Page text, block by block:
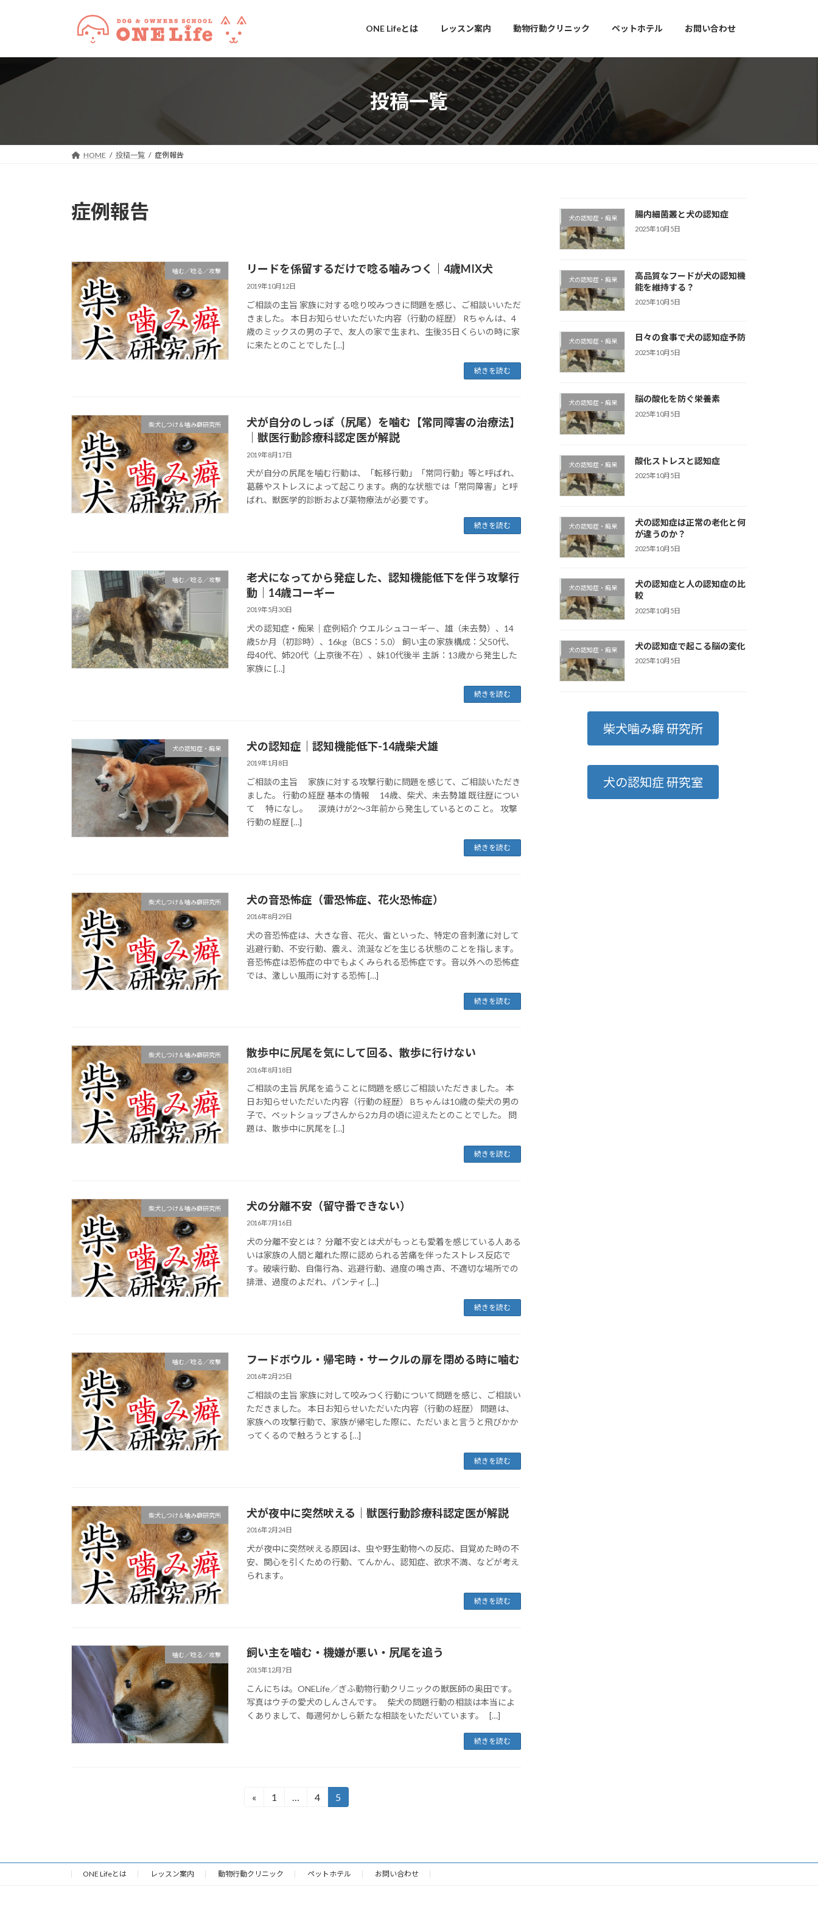
へ
ョ
ONE Lifeとは レッスン案内 動物行動クリニック ペットホテル お問い合わせ
投稿一覧
HOME 投稿一覧 症例報告
症例報告
噛む／唸る／攻撃 リードを係留するだけで唸る噛みつく｜4歳MIX犬
2019年10月12日
ご相談の主旨 家族に対する唸り咬みつきに問題を感じ、ご相談いいただ
きました。 本日お知らせいただいた内容（行動の経歴） Rちゃんは、4
歳のミックスの男の子で、友人の家で生まれ、生後35日くらいの時に家
に来たとのことでした […]
続きを読む
柴犬しつけ＆噛み癖研究所
犬が自分のしっぽ（尻尾）を噛む【常同障害の治療法】
｜獣医行動診療科認定医が解説
2019年8月17日
犬が自分の尻尾を噛む行動は、「転移行動」「常同行動」等と呼ばれ、
葛藤やストレスによって起こります。病的な状態では「常同障害」と呼
ばれ、獣医学的診断および薬物療法が必要です。
続きを読む
噛む／唸る／攻撃
老犬になってから発症した、認知機能低下を伴う攻撃行
動｜14歳コーギー
2019年5月30日
犬の認知症・痴呆｜症例紹介 ウエルシュコーギー、雄（未去勢）、14
歳5か月（初診時）、16kg（BCS：5.0） 飼い主の家族構成：父50代、
母40代、姉20代（上京後不在）、妹10代後半 主訴：13歳から発生した
家族に […]
続きを読む
犬の認知症・痴呆 犬の認知症｜認知機能低下-14歳柴犬雄
2019年1月8日
ご相談の主旨 家族に対する攻撃行動に問題を感じて、ご相談いただき
ました。 行動の経歴 基本の情報 14歳、柴犬、未去勢雄 既往歴につい
て 特になし。 涙焼けが2～3年前から発生しているとのこと。 攻撃
行動の経歴 […]
続きを読む
柴犬しつけ＆噛み癖研究所 犬の音恐怖症（雷恐怖症、花火恐怖症）
2016年8月29日
犬の音恐怖症は、大きな音、花火、雷といった、特定の音刺激に対して
逃避行動、不安行動、震え、流涎などを生じる状態のことを指します。
音恐怖症は恐怖症の中でもよくみられる恐怖症です。音以外への恐怖症
では、激しい風雨に対する恐怖 […]
続きを読む
柴犬しつけ＆噛み癖研究所 散歩中に尻尾を気にして回る、散歩に行けない
2016年8月18日
ご相談の主旨 尻尾を追うことに問題を感じご相談いただきました。 本
日お知らせいただいた内容（行動の経歴） Bちゃんは10歳の柴犬の男の
子で、ペットショップさんから2カ月の頃に迎えたとのことでした。 問
題は、散歩中に尻尾を […]
続きを読む
柴犬しつけ＆噛み癖研究所 犬の分離不安（留守番できない）
2016年7月16日
犬の分離不安とは？ 分離不安とは犬がもっとも愛着を感じている人ある
いは家族の人間と離れた際に認められる苦痛を伴ったストレス反応で
す。破壊行動、自傷行為、逃避行動、過度の鳴き声、不適切な場所での
排泄、過度のよだれ、パンティ […]
続きを読む
噛む／唸る／攻撃 フードボウル・帰宅時・サークルの扉を閉める時に噛む
2016年2月25日
ご相談の主旨 家族に対して咬みつく行動について問題を感じ、ご相談い
ただきました。 本日お知らせいただいた内容（行動の経歴） 問題は、
家族への攻撃行動で、家族が帰宅した際に、ただいまと言うと飛びかか
ってくるので触ろうとする […]
続きを読む
柴犬しつけ＆噛み癖研究所 犬が夜中に突然吠える｜獣医行動診療科認定医が解説
2016年2月24日
犬が夜中に突然吠える原因は、虫や野生動物への反応、目覚めた時の不
安、関心を引くための行動、てんかん、認知症、欲求不満、などが考え
られます。
続きを読む
噛む／唸る／攻撃 飼い主を噛む・機嫌が悪い・尻尾を追う
2015年12月7日
こんにちは。ONELife／ぎふ動物行動クリニックの獣医師の奥田です。
写真はウチの愛犬のしんさんです。 柴犬の問題行動の相談は本当によ
くありまして、毎週何かしら新たな相談をいただいています。 […]
続きを読む
ペ
«
固
1 …
固
4
固
5
犬の認知症・痴呆 腸内細菌叢と犬の認知症
2025年10月5日
犬の認知症・痴呆
高品質なフードが犬の認知機
能を維持する？
2025年10月5日
犬の認知症・痴呆 日々の食事で犬の認知症予防
2025年10月5日
犬の認知症・痴呆 脳の酸化を防ぐ栄養素
2025年10月5日
犬の認知症・痴呆 酸化ストレスと認知症
2025年10月5日
犬の認知症・痴呆
犬の認知症は正常の老化と何
が違うのか？
2025年10月5日
犬の認知症・痴呆
犬の認知症と人の認知症の比
較
2025年10月5日
犬の認知症・痴呆 犬の認知症で起こる脳の変化
2025年10月5日
柴犬噛み癖 研究所
犬の認知症 研究室
ONE Lifeとは レッスン案内 動物行動クリニック ペットホテル お問い合わせ